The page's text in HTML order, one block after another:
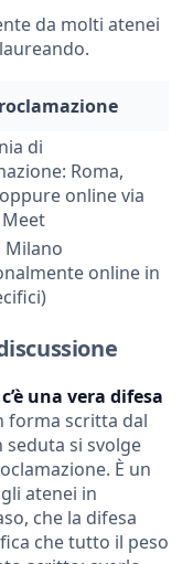
da molti atenei
di
Roma,
online via
Milano
online in
una vera difesa
forma scritta dal
seduta si svolge
È un
atenei in
che la difesa
che tutto il peso